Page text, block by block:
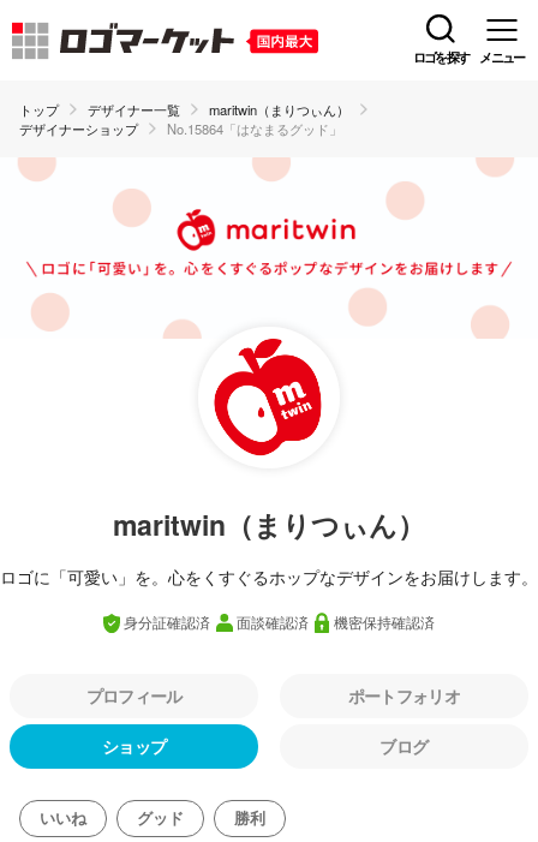
ロゴを探す メニュー
トップ デザイナー一覧
maritwin（まりつぃん）
デザイナーショップ
No.15864「はなまるグッド」
maritwin（まりつぃん）
ロゴに「可愛い」を。心をくすぐるホップなデザインをお届けします。
身分証確認済 面談確認済 機密保持確認済
プロフィール ポートフォリオ
ショップ ブログ
いいね グッド 勝利